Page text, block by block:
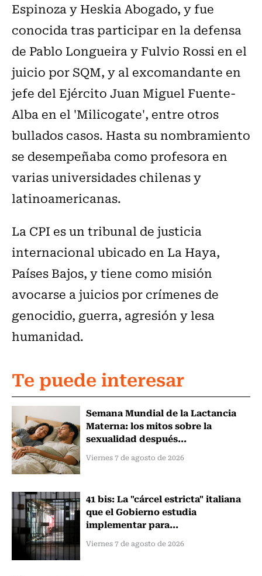
Espinoza y Heskia Abogado, y fue
conocida tras participar en la defensa
de Pablo Longueira y Fulvio Rossi en el
juicio por SQM, y al excomandante en
jefe del Ejército Juan Miguel Fuente-
Alba en el 'Milicogate', entre otros
bullados casos. Hasta su nombramiento
se desempeñaba como profesora en
varias universidades chilenas y
latinoamericanas.
La CPI es un tribunal de justicia
internacional ubicado en La Haya,
Países Bajos, y tiene como misión
avocarse a juicios por crímenes de
genocidio, guerra, agresión y lesa
humanidad.
Te puede interesar
Semana Mundial de la Lactancia
Materna: los mitos sobre la
sexualidad después...
Viernes 7 de agosto de 2026
41 bis: La "cárcel estricta" italiana
que el Gobierno estudia
implementar para...
Viernes 7 de agosto de 2026